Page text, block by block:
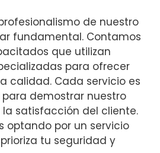
de nuestro
fundamental. Contamos
que utilizan
para ofrecer
calidad. Cada servicio es
demostrar nuestro
satisfacción del cliente.
optando por un servicio
tu seguridad y